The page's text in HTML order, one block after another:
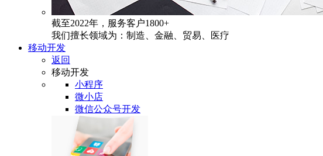
截至2022年，服务客户1800+
我们擅长领域为：制造、金融、贸易、医疗
移动开发
返回
移动开发
小程序
微小店
微信公众号开发